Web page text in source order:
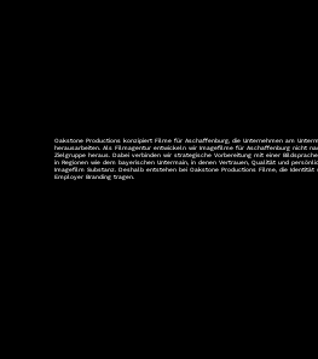
Oakstone Productions konzipiert Filme für Aschaffenburg, die Unternehmen am
herausarbeiten. Als Filmagentur entwickeln wir Imagefilme für Aschaffenburg nicht
Zielgruppe heraus. Dabei verbinden wir strategische Vorbereitung mit einer
in Regionen wie dem bayerischen Untermain, in denen Vertrauen, Qualität und
Imagefilm Substanz. Deshalb entstehen bei Oakstone Productions Filme, die
Employer Branding tragen.